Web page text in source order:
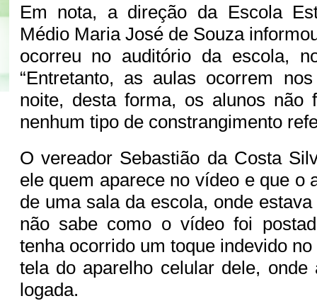
Em nota, a direção da Escola
Médio Maria José de Souza
ocorreu no auditório da escola,
“Entretanto, as aulas ocorrem
noite, desta forma, os alunos não
nenhum tipo de constrangimento
O vereador Sebastião da Costa
ele quem aparece no vídeo e que o
de uma sala da escola, onde
não sabe como o vídeo foi
tenha ocorrido um toque indevido no
tela do aparelho celular dele,
logada.